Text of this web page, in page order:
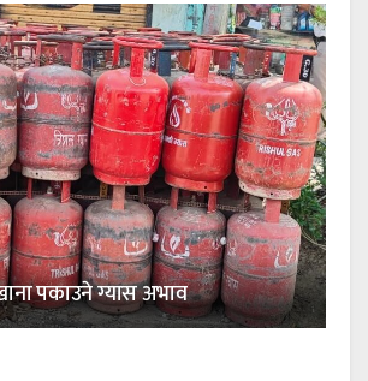
पकाउने ग्यास अभाव